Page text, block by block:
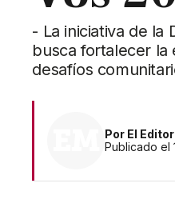
- La iniciativa de la
busca fortalecer la
desafíos
Por El
Publicado el